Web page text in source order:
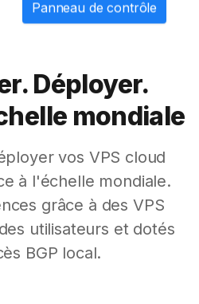
Panneau de contrôle
Déployer.
mondiale
vos VPS cloud
à l'échelle mondiale.
grâce à des VPS
utilisateurs et dotés
BGP local.